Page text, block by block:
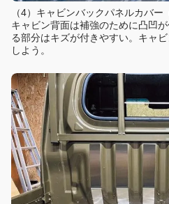
（4）キャビンバックパネルカバー
キャビン背面は補強のために凸凹
る部分はキズが付きやすい。キャ
しよう。